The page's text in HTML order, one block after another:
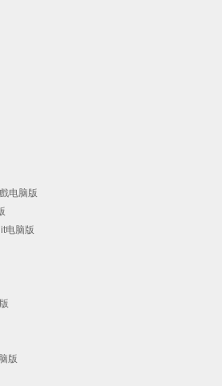
电脑上享受LINE
电脑版
电脑版
版